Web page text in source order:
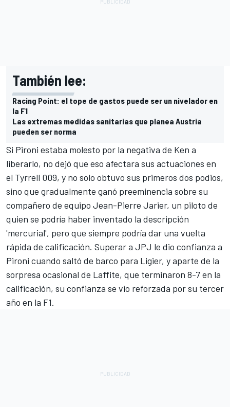
También lee:
Racing Point: el tope de gastos puede ser un nivelador en
la F1
Las extremas medidas sanitarias que planea Austria
pueden ser norma
Si Pironi estaba molesto por la negativa de Ken a
liberarlo, no dejó que eso afectara sus actuaciones en
el Tyrrell 009, y no solo obtuvo sus primeros dos podios,
sino que gradualmente ganó preeminencia sobre su
compañero de equipo Jean-Pierre Jarier, un piloto de
quien se podría haber inventado la descripción
'mercurial', pero que siempre podría dar una vuelta
rápida de calificación. Superar a JPJ le dio confianza a
Pironi cuando saltó de barco para Ligier, y aparte de la
sorpresa ocasional de Laffite, que terminaron 8-7 en la
calificación, su confianza se vio reforzada por su tercer
año en la F1.